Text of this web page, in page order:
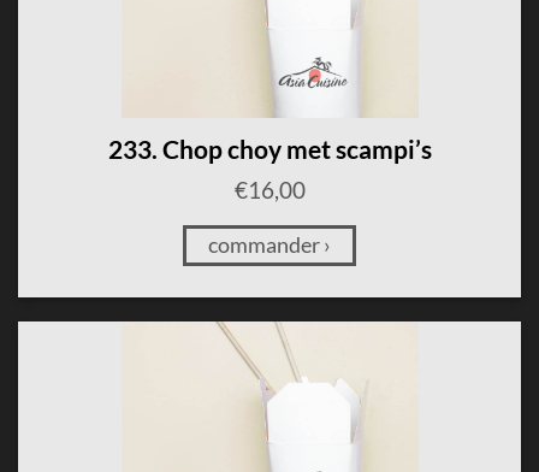
233. Chop choy met scampi’s
€16,00
commander ›